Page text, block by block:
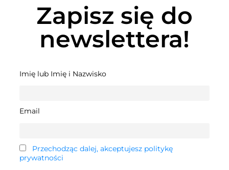
Zapisz się do
newslettera!
Imię lub Imię i Nazwisko
Email
Przechodząc dalej, akceptujesz politykę
prywatności